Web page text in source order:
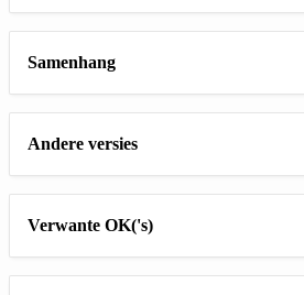
Samenhang
Andere versies
Verwante OK('s)